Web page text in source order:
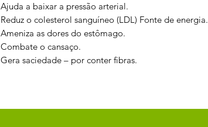
Ajuda a baixar a pressão arterial.
Reduz o colesterol sanguíneo (LDL) Fonte de energia.
Ameniza as dores do estômago.
Combate o cansaço.
Gera saciedade – por conter fibras.